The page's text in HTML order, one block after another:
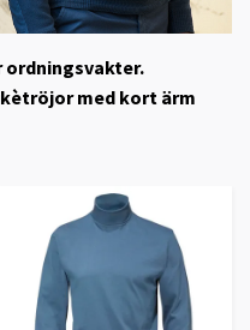
ordningsvakter.
med kort ärm